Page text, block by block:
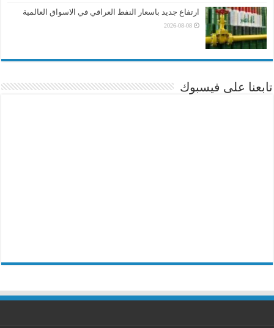
ارتفاع جديد باسعار النفط العراقي في الاسواق العالمية
2026-08-08
تابعنا على فيسبوك